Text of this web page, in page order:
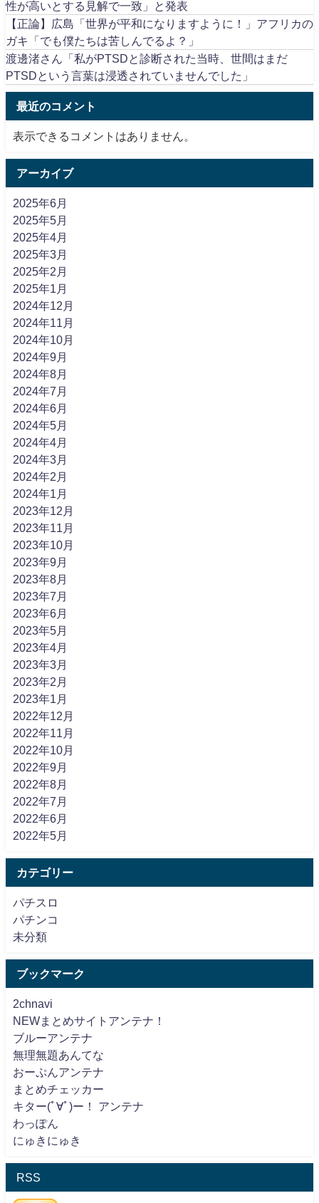
性が高いとする見解で一致」と発表
【正論】広島「世界が平和になりますように！」アフリカの
ガキ「でも僕たちは苦しんでるよ？」
渡邊渚さん「私がPTSDと診断された当時、世間はまだ
PTSDという言葉は浸透されていませんでした」
最近のコメント
表示できるコメントはありません。
アーカイブ
2025年6月
2025年5月
2025年4月
2025年3月
2025年2月
2025年1月
2024年12月
2024年11月
2024年10月
2024年9月
2024年8月
2024年7月
2024年6月
2024年5月
2024年4月
2024年3月
2024年2月
2024年1月
2023年12月
2023年11月
2023年10月
2023年9月
2023年8月
2023年7月
2023年6月
2023年5月
2023年4月
2023年3月
2023年2月
2023年1月
2022年12月
2022年11月
2022年10月
2022年9月
2022年8月
2022年7月
2022年6月
2022年5月
カテゴリー
パチスロ
パチンコ
未分類
ブックマーク
2chnavi
NEWまとめサイトアンテナ！
ブルーアンテナ
無理無題あんてな
おーぷんアンテナ
まとめチェッカー
キター(ﾟ∀ﾟ)ー！ アンテナ
わっぽん
にゅきにゅき
RSS